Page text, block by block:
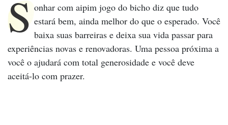
S onhar com aipim jogo do bicho diz que tudo
estará bem, ainda melhor do que o esperado. Você
baixa suas barreiras e deixa sua vida passar para
experiências novas e renovadoras. Uma pessoa próxima a
você o ajudará com total generosidade e você deve
aceitá-lo com prazer.